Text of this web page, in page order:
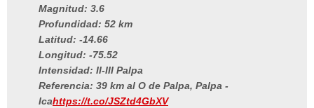
Magnitud: 3.6
Profundidad: 52 km
Latitud: -14.66
Longitud: -75.52
Intensidad: II-III Palpa
Referencia: 39 km al O de Palpa, Palpa -
Icahttps://t.co/JSZtd4GbXV